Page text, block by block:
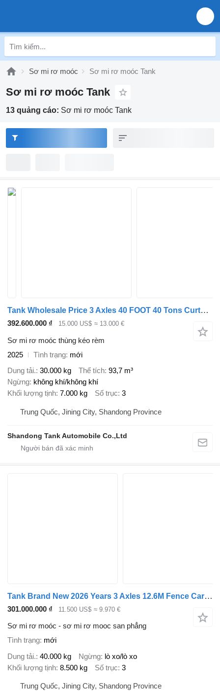
Sơ mi rơ moóc Sơ mi rơ moóc Tank
Sơ mi rơ moóc Tank
13 quảng cáo: Sơ mi rơ moóc Tank
Tank Wholesale Price 3 Axles 40 FOOT 40 Tons Curtain Side Trailer
392.600.000 ₫ 15.000 US$ ≈ 13.000 €
Sơ mi rơ moóc thùng kéo rèm
2025
Tình trạng mới
Dung tải. 30.000 kg Thể tích 93,7 m³
Ngừng không khí/không khí
Khối lượng tịnh 7.000 kg Số trục 3
Trung Quốc, Jining City, Shandong Province
Shandong Tank Automobile Co.,Ltd
Tank Brand New 2026 Years 3 Axles 12.6M Fence Cargo Trailer
301.000.000 ₫ 11.500 US$ ≈ 9.970 €
Sơ mi rơ moóc - sơ mi rơ mooc san phẳng
Tình trạng mới
Dung tải. 40.000 kg Ngừng lò xo/lò xo
Khối lượng tịnh 8.500 kg Số trục 3
Trung Quốc, Jining City, Shandong Province